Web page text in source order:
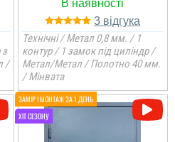
з
/
3
Технічні / Метал 0,8 мм. / 1
контур / 1 замок під циліндр /
Метал/Метал / Полотно 40 мм.
/ Мінвата